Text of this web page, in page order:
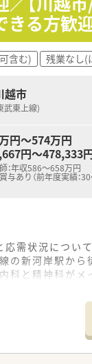
兼務するラウン
組みをしています
EMシステムを
多い店舗では自
扱う店舗も展
る方歓迎
含む) 残業なし(
越市
武東上線)
円～574万円
円～478,333
：年収586～658万円
与あり（前年度実績：
応需状況について
の新河岸駅から
科と精神科がメ
心にサービス付
合わせて薬局を
師が働きやすい